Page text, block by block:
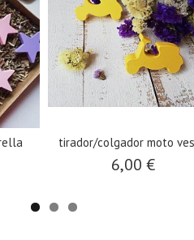
tirador/colgador moto
6,00 €